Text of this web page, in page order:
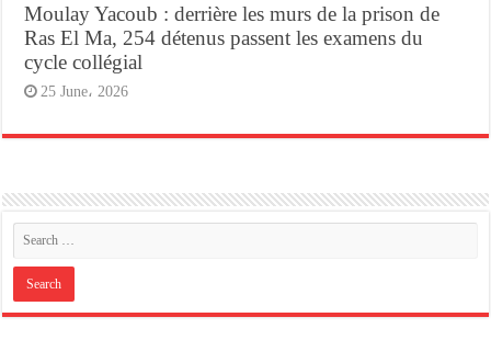
Moulay Yacoub : derrière les murs de la prison de
Ras El Ma, 254 détenus passent les examens du
cycle collégial
25 June، 2026